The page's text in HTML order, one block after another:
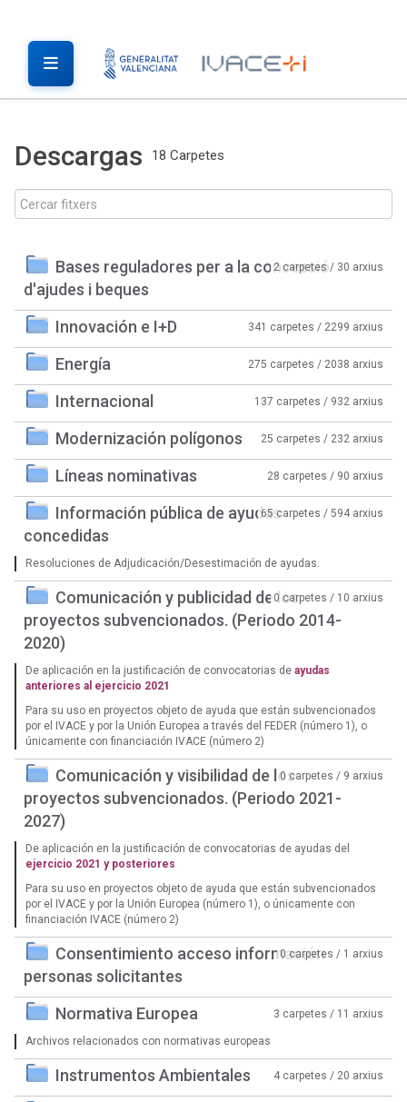
Descargas 18 Carpetes
Bases reguladores per a la concessió
d'ajudes i beques
2 carpetes / 30 arxius
Innovación e I+D 341 carpetes / 2299 arxius
Energía 275 carpetes / 2038 arxius
Internacional 137 carpetes / 932 arxius
Modernización polígonos 25 carpetes / 232 arxius
Líneas nominativas 28 carpetes / 90 arxius
Información pública de ayudas
concedidas
65 carpetes / 594 arxius
Resoluciones de Adjudicación/Desestimación de ayudas.
Comunicación y publicidad de los
proyectos subvencionados. (Periodo 2014-
2020)
0 carpetes / 10 arxius
De aplicación en la justificación de convocatorias de ayudas
anteriores al ejercicio 2021
Para su uso en proyectos objeto de ayuda que están subvencionados
por el IVACE y por la Unión Europea a través del FEDER (número 1), o
únicamente con financiación IVACE (número 2)
Comunicación y visibilidad de los
proyectos subvencionados. (Periodo 2021-
2027)
0 carpetes / 9 arxius
De aplicación en la justificación de convocatorias de ayudas del
ejercicio 2021 y posteriores
Para su uso en proyectos objeto de ayuda que están subvencionados
por el IVACE y por la Unión Europea (número 1), o únicamente con
financiación IVACE (número 2)
Consentimiento acceso información
personas solicitantes
0 carpetes / 1 arxius
Normativa Europea 3 carpetes / 11 arxius
Archivos relacionados con normativas europeas
Instrumentos Ambientales 4 carpetes / 20 arxius